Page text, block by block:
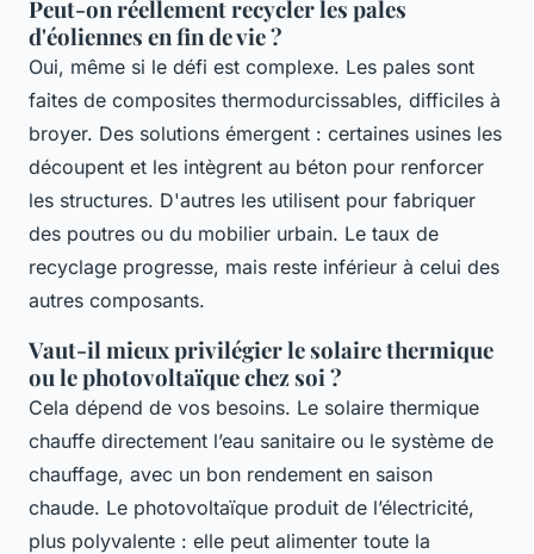
Peut-on réellement recycler les pales
d'éoliennes en fin de vie ?
Oui, même si le défi est complexe. Les pales sont
faites de composites thermodurcissables, difficiles à
broyer. Des solutions émergent : certaines usines les
découpent et les intègrent au béton pour renforcer
les structures. D'autres les utilisent pour fabriquer
des poutres ou du mobilier urbain. Le taux de
recyclage progresse, mais reste inférieur à celui des
autres composants.
Vaut-il mieux privilégier le solaire thermique
ou le photovoltaïque chez soi ?
Cela dépend de vos besoins. Le solaire thermique
chauffe directement l’eau sanitaire ou le système de
chauffage, avec un bon rendement en saison
chaude. Le photovoltaïque produit de l’électricité,
plus polyvalente : elle peut alimenter toute la